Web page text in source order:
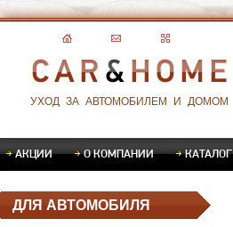
УХОД ЗА АВТОМОБИЛЕМ И ДОМОМ
АКЦИИ О КОМПАНИИ КАТАЛОГ
ДЛЯ АВТОМОБИЛЯ